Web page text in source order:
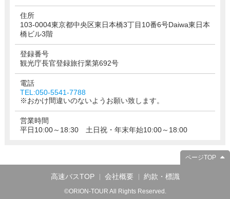
住所
103-0004東京都中央区東日本橋3丁目10番6号Daiwa東日本
橋ビル3階
登録番号
観光庁長官登録旅行業第692号
電話
TEL:050-5541-7788
※おかけ間違いのないようお願い致します。
営業時間
平日10:00～18:30 土日祝・年末年始10:00～18:00
ページTOP
高速バスTOP 会社概要 約款・標識
©ORION-TOUR All Rights Reserved.